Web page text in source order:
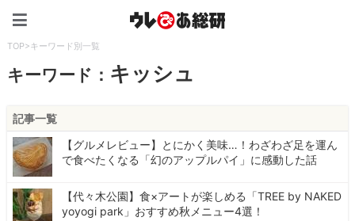
TOP>キーワード別一覧
キーワード： キッシュ
記事一覧
【グルメレビュー】とにかく美味…！わざわざ足を運ん
で食べたくなる「幻のアップルパイ」に感動した話
【代々木公園】食×アートが楽しめる「TREE by NAKED
yoyogi park」おすすめ秋メニュー4選！